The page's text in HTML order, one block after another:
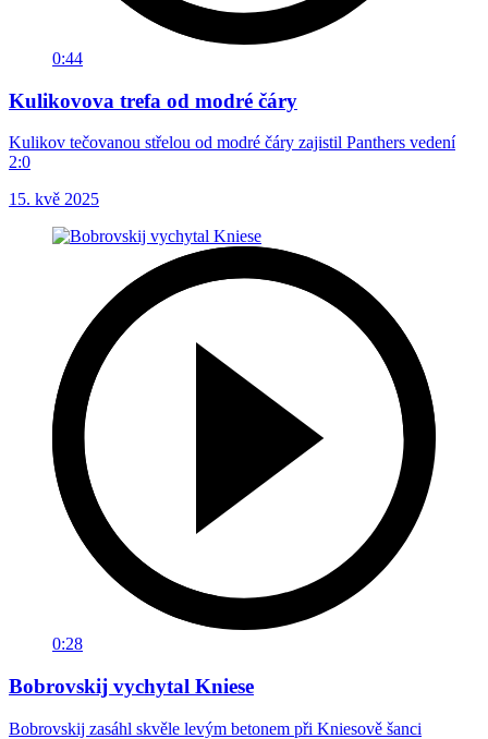
0:44
Kulikovova trefa od modré čáry
Kulikov tečovanou střelou od modré čáry zajistil Panthers vedení
2:0
15. kvě 2025
0:28
Bobrovskij vychytal Kniese
Bobrovskij zasáhl skvěle levým betonem při Kniesově šanci